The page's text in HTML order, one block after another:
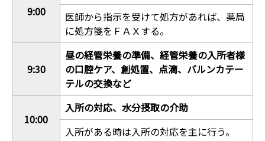
9:00
医師から指示を受けて処方があれば、薬局
に処方箋をＦＡＸする。
9:30
昼の経管栄養の準備、経管栄養の入所者様
の口腔ケア、創処置、点滴、バルンカテー
テルの交換など
10:00
入所の対応、水分摂取の介助
入所がある時は入所の対応を主に行う。